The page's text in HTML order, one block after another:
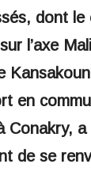
dont le
l’axe
en
Conakry,
de se